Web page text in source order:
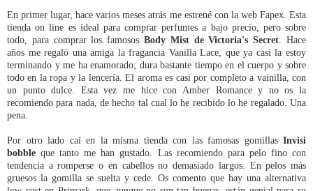
En primer lugar, hace varios meses atrás me estrené con la web Fapex. Esta
tienda on line es ideal para comprar perfumes a bajo precio, pero sobre
todo, para comprar los famosos Body Mist de Victoria's Secret . Hace
años me regaló una amiga la fragancia Vanilla Lace, que ya casi la estoy
terminando y me ha enamorado; dura bastante tiempo en el cuerpo y sobre
todo en la ropa y la lencería. El aroma es casi por completo a vainilla, con
un punto dulce. Esta vez me hice con Amber Romance y no os la
recomiendo para nada, de hecho tal cual lo he recibido lo he regalado. Una
pena.
Por otro lado caí en la misma tienda con las famosas gomillas Invisi
bobble que tanto me han gustado. Las recomiendo para pelo fino con
tendencia a romperse o en cabellos no demasiado largos. En pelos más
gruesos la gomilla se suelta y cede. Os comento que hay una alternativa